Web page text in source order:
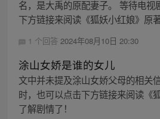
名，是大禹的原配妻子。 等待电视
下方链接来阅读《狐妖小红娘》原
1 个回答 2024年08月10日 20:30
涂山女娇是谁的女儿
文中并未提及涂山女娇父母的相关
时，也可以点击下方链接来阅读《
了解剧情了！